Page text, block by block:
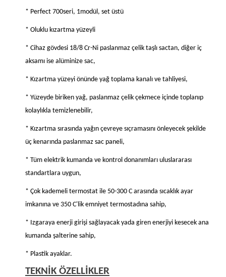
* Perfect 700seri, 1modül, set üstü
* Oluklu kızartma yüzeyli
* Cihaz gövdesi 18/8 Cr-Ni paslanmaz çelik taşlı sactan, diğer iç
aksamı ise alüminize sac,
* Kızartma yüzeyi önünde yağ toplama kanalı ve tahliyesi,
* Yüzeyde biriken yağ, paslanmaz çelik çekmece içinde toplanıp
kolaylıkla temizlenebilir,
* Kızartma sırasında yağın çevreye sıçramasını önleyecek şekilde
üç kenarında paslanmaz sac paneli,
* Tüm elektrik kumanda ve kontrol donanımları uluslararası
standartlara uygun,
* Çok kademeli termostat ile 50-300 C arasında sıcaklık ayar
imkanına ve 350 C'lik emniyet termostadına sahip,
* Izgaraya enerji girişi sağlayacak yada giren enerjiyi kesecek ana
kumanda şalterine sahip,
* Plastik ayaklar.
TEKNİK ÖZELLİKLER